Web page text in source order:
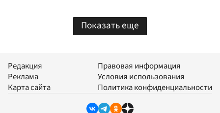
Показать еще
Редакция
Реклама
Карта сайта
Правовая информация
Условия использования
Политика конфиденциальности